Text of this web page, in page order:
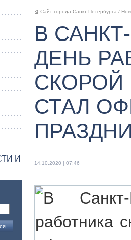
И
Сайт города Санкт-Петербурга /
В
ДЕНЬ
СТАЛ
14.10.2020 | 07:46